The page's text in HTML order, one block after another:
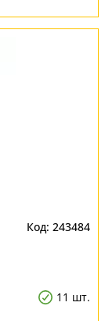
243484
11 шт.